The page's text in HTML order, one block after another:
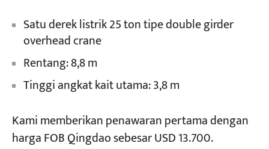
Satu derek listrik 25 ton tipe double girder
overhead crane
Rentang: 8,8 m
Tinggi angkat kait utama: 3,8 m
Kami memberikan penawaran pertama dengan
harga FOB Qingdao sebesar USD 13.700.